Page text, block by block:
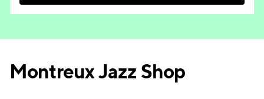
S’ABONNER
Montreux Jazz Shop